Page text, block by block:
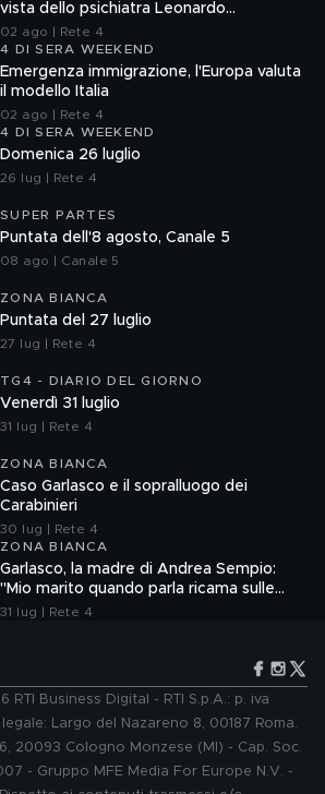
vista dello psichiatra Leonardo
Mendolicchio
02 ago | Rete 4
4 DI SERA WEEKEND
Emergenza immigrazione, l'Europa valuta
il modello Italia
02 ago | Rete 4
4 DI SERA WEEKEND
Domenica 26 luglio
26 lug | Rete 4
SUPER PARTES
Puntata dell'8 agosto, Canale 5
08 ago | Canale 5
ZONA BIANCA
Puntata del 27 luglio
27 lug | Rete 4
TG4 - DIARIO DEL GIORNO
Venerdì 31 luglio
31 lug | Rete 4
ZONA BIANCA
Caso Garlasco e il sopralluogo dei
Carabinieri
30 lug | Rete 4
ZONA BIANCA
Garlasco, la madre di Andrea Sempio:
"Mio marito quando parla ricama sulle
cose"
31 lug | Rete 4
RTI Business Digital - RTI S.p.A.: p. iva
Largo del Nazareno 8, 00187 Roma.
20093 Cologno Monzese (MI) - Cap. Soc.
- Gruppo MFE Media For Europe N.V. -